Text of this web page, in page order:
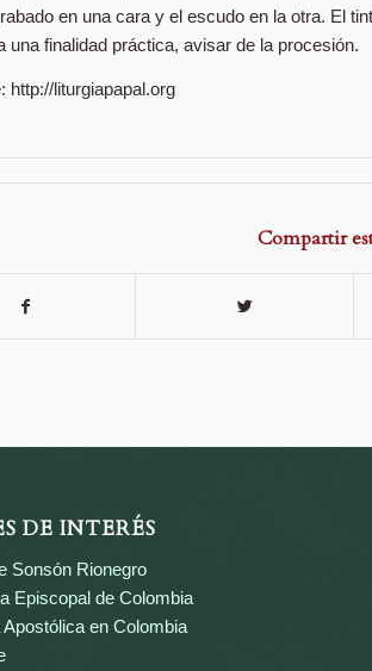
en una cara y el escudo en la otra. El
una finalidad práctica, avisar de la procesión.
http://liturgiapapal.org
Compartir
DE INTERÉS
Sonsón Rionegro
Episcopal de Colombia
Apostólica en Colombia